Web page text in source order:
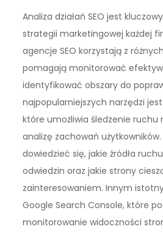
Analiza działań SEO jest
strategii marketingowej każdej
agencje SEO korzystają z
pomagają monitorować
identyfikować obszary do
najpopularniejszych narzędzi
które umożliwia śledzenie ruchu
analizę zachowań
dowiedzieć się, jakie źródła
odwiedzin oraz jakie strony
zainteresowaniem. Innym
Google Search Console, które
monitorowanie widoczności